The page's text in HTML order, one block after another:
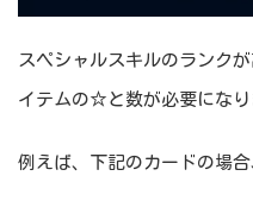
スペシャルスキルのランク
イテムの☆と数が必要になり
例えば、下記のカードの場合